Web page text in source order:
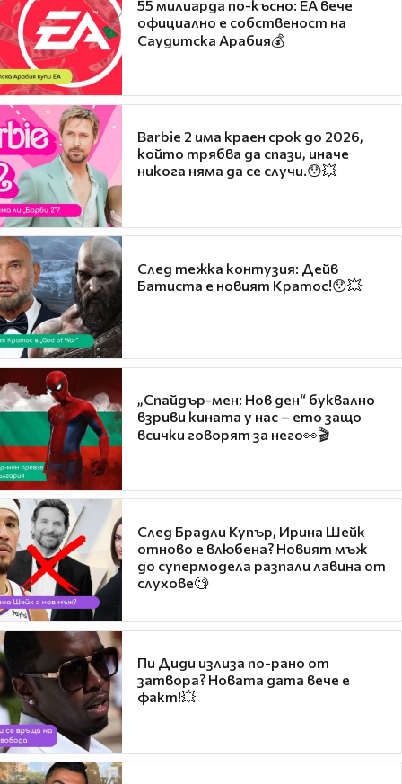
55 милиарда по-късно: EA вече
официално е собственост на
Саудитска Арабия💰
Barbie 2 има краен срок до 2026,
който трябва да спази, иначе
никога няма да се случи.😯💥
След тежка контузия: Дейв
Батиста е новият Кратос!😯💥
„Спайдър-мен: Нов ден“ буквално
взриви кината у нас – ето защо
всички говорят за него👀🎬
След Брадли Купър, Ирина Шейк
отново е влюбена? Новият мъж
до супермодела разпали лавина от
слухове🧐
Пи Диди излиза по-рано от
затвора? Новата дата вече е
факт!💥